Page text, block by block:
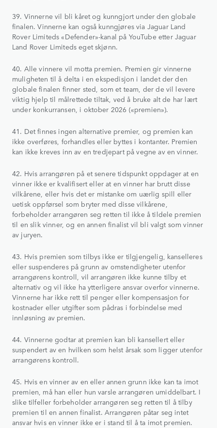
39. Vinnerne vil bli kåret og kunngjort under den globale
finalen. Vinnerne kan også kunngjøres via Jaguar Land
Rover Limiteds «Defender»-kanal på YouTube etter Jaguar
Land Rover Limiteds eget skjønn.
40. Alle vinnere vil motta premien. Premien gir vinnerne
muligheten til å delta i en ekspedisjon i landet der den
globale finalen finner sted, som et team, der de vil levere
viktig hjelp til målrettede tiltak, ved å bruke alt de har lært
under konkurransen, i oktober 2026 («premien»).
41. Det finnes ingen alternative premier, og premien kan
ikke overføres, forhandles eller byttes i kontanter. Premien
kan ikke kreves inn av en tredjepart på vegne av en vinner.
42. Hvis arrangøren på et senere tidspunkt oppdager at en
vinner ikke er kvalifisert eller at en vinner har brutt disse
vilkårene, eller hvis det er mistanke om uærlig spill eller
uetisk oppførsel som bryter med disse vilkårene,
forbeholder arrangøren seg retten til ikke å tildele premien
til en slik vinner, og en annen finalist vil bli valgt som vinner
av juryen.
43. Hvis premien som tilbys ikke er tilgjengelig, kanselleres
eller suspenderes på grunn av omstendigheter utenfor
arrangørens kontroll, vil arrangøren ikke kunne tilby et
alternativ og vil ikke ha ytterligere ansvar overfor vinnerne.
Vinnerne har ikke rett til penger eller kompensasjon for
kostnader eller utgifter som pådras i forbindelse med
innløsning av premien.
44. Vinnerne godtar at premien kan bli kansellert eller
suspendert av en hvilken som helst årsak som ligger utenfor
arrangørens kontroll.
45. Hvis en vinner av en eller annen grunn ikke kan ta imot
premien, må han eller hun varsle arrangøren umiddelbart. I
slike tilfeller forbeholder arrangøren seg retten til å tilby
premien til en annen finalist. Arrangøren påtar seg intet
ansvar hvis en vinner ikke er i stand til å ta imot premien.